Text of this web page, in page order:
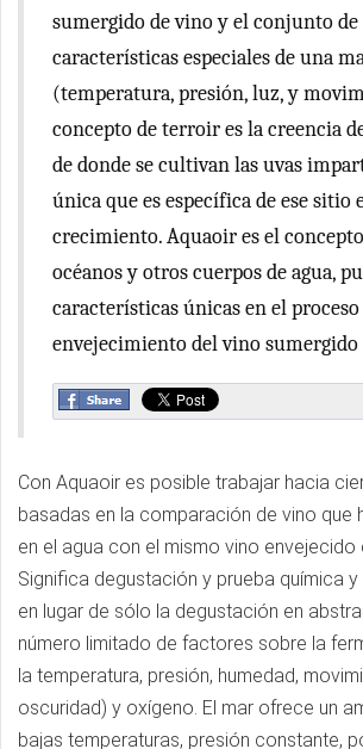
sumergido de vino y el conjunto de
características especiales de una
(temperatura, presión, luz, y
concepto de terroir es la creencia
de donde se cultivan las uvas
única que es específica de ese sitio
crecimiento. Aquaoir es el
océanos y otros cuerpos de agua,
características únicas en el proceso
envejecimiento del vino sumergido
Con Aquaoir es posible trabajar hacia
basadas en la comparación de vino que
en el agua con el mismo vino envejecido
Significa degustación y prueba química
en lugar de sólo la degustación en
número limitado de factores sobre la
la temperatura, presión, humedad,
oscuridad) y oxígeno. El mar ofrece un
bajas temperaturas, presión constante,